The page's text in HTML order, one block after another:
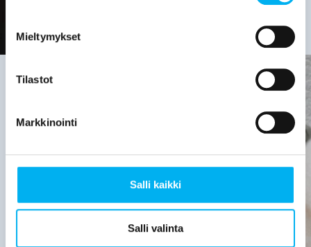
Mieltymykset
Tilastot
Markkinointi
Salli kaikki
Salli valinta
Viemäriremontin
hyvä
selvittää,
kun: